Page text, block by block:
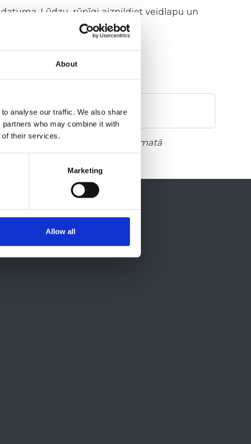
About
analyse our traffic. We also share
who may combine it with
of their services.
Marketing
Allow all
Lūdzu, rūpīgi aizpildiet veidlapu un
visi ar (*) atzīmētie lauki.
piemēram, lietotāja rokasgrāmatā